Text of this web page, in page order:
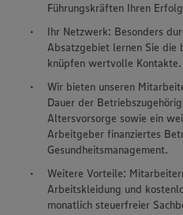
Führungskräften Ihren
Ihr Netzwerk: Besonders
Absatzgebiet lernen Sie die
knüpfen wertvolle Kontakte.
Wir bieten unseren
Dauer der
Altersvorsorge sowie ein
Arbeitgeber finanziertes
Gesundheitsmanagement.
Weitere Vorteile:
Arbeitskleidung und
monatlich steuerfreier